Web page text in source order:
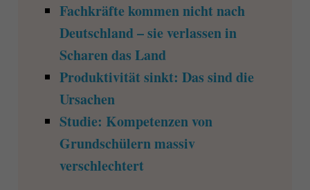
Fachkräfte kommen nicht nach
Deutschland – sie verlassen in
Scharen das Land
Produktivität sinkt: Das sind die
Ursachen
Studie: Kompetenzen von
Grundschülern massiv
verschlechtert